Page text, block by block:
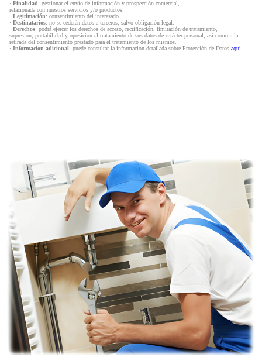
· Finalidad: gestionar el envío de información y prospección comercial,
relacionada con nuestros servicios y/o productos.
· Legitimación: consentimiento del interesado.
· Destinatarios: no se cederán datos a terceros, salvo obligación legal.
· Derechos: podrá ejercer los derechos de acceso, rectificación, limitación de tratamiento,
supresión, portabilidad y oposición al tratamiento de sus datos de carácter personal, así como a la
retirada del consentimiento prestado para el tratamiento de los mismos.
· Información adicional: puede consultar la información detallada sobre Protección de Datos aquí.